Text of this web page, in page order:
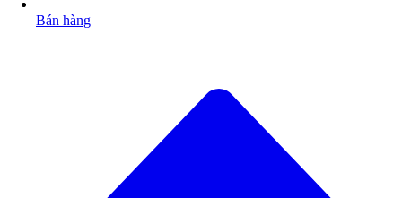
Bán hàng